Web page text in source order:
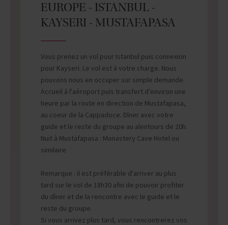
EUROPE - ISTANBUL -
KAYSERI - MUSTAFAPASA
Vous prenez un vol pour Istanbul puis connexion
pour Kayseri. Le vol est à votre charge. Nous
pouvons nous en occuper sur simple demande.
Accueil à l'aéroport puis transfert d'environ une
heure par la route en direction de Mustafapasa,
au coeur de la Cappadoce. Dîner avec votre
guide et le reste du groupe au alentours de 20h.
Nuit à Mustafapasa : Monastery Cave Hotel ou
similaire
Remarque : il est préférable d'arriver au plus
tard sur le vol de 18h30 afin de pouvoir profiter
du dîner et de la rencontre avec le guide et le
reste du groupe.
Si vous arrivez plus tard, vous rencontrerez vos